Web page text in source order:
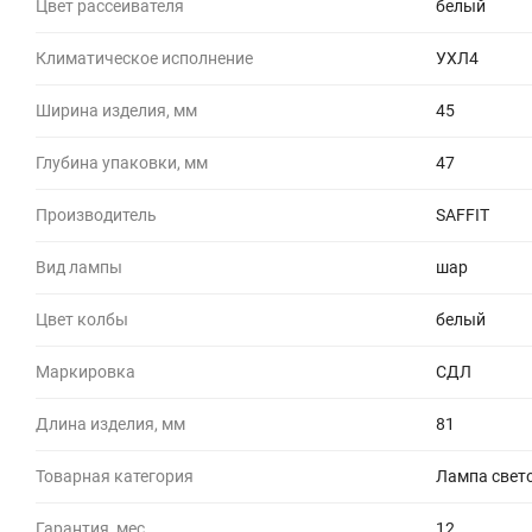
Цвет рассеивателя белый
Климатическое исполнение УХЛ4
Ширина изделия, мм 45
Глубина упаковки, мм 47
Производитель SAFFIT
Вид лампы шар
Цвет колбы белый
Маркировка СДЛ
Длина изделия, мм 81
Товарная категория Лампа